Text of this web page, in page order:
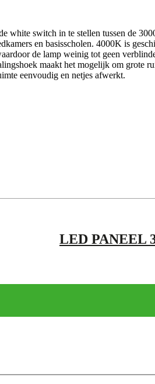
white switch in te stellen tussen de
en basisscholen. 4000K is
de lamp weinig tot geen
maakt het mogelijk om
eenvoudig en netjes afwerkt.
LED PANEEL